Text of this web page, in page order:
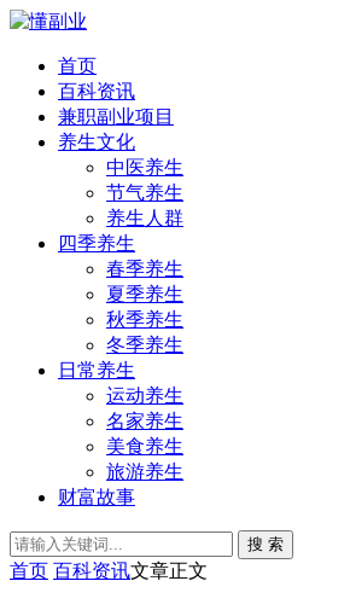
首页
百科资讯
兼职副业项目
养生文化
中医养生
节气养生
养生人群
四季养生
春季养生
夏季养生
秋季养生
冬季养生
日常养生
运动养生
名家养生
美食养生
旅游养生
财富故事
搜 索
首页 百科资讯文章正文